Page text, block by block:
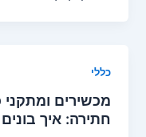
כללי
מכשירים ומתקני
חתירה: איך בונים